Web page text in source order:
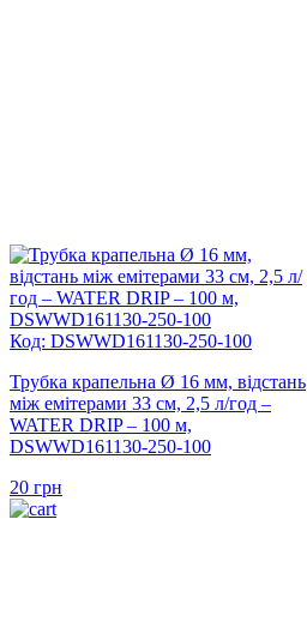
Код: DSWWD161130-250-100
Трубка крапельна Ø 16 мм, відстань
між емітерами 33 см, 2,5 л/год –
WATER DRIP – 100 м,
DSWWD161130-250-100
20 грн